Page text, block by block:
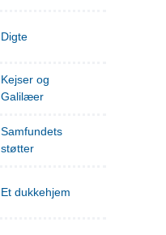
Digte
Kejser og
Galilæer
Samfundets
støtter
Et dukkehjem